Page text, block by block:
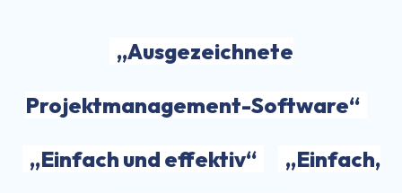
„Ausgezeichnete
Projektmanagement-Software“
„Einfach und effektiv“
„Einfach,